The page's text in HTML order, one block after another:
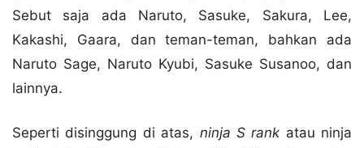
Sebut saja ada Naruto, Sasuke, Sakura, Lee,
Kakashi, Gaara, dan teman-teman, bahkan ada
Naruto Sage, Naruto Kyubi, Sasuke Susanoo, dan
lainnya.
Seperti disinggung di atas, ninja S rank atau ninja